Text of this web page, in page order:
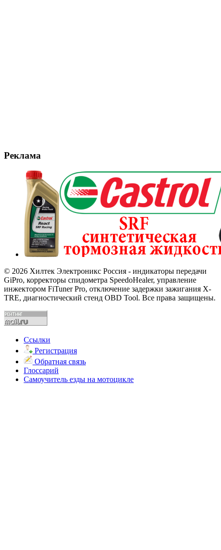
Реклама
© 2026 Хилтек Электроникс Россия - индикаторы передачи
GiPro, корректоры спидометра SpeedoHealer, управление
инжектором FiTuner Pro, отключение задержки зажигания X-
TRE, диагностический стенд OBD Tool. Все права защищены.
Ссылки
Регистрация
Обратная связь
Глоссарий
Самоучитель езды на мотоцикле